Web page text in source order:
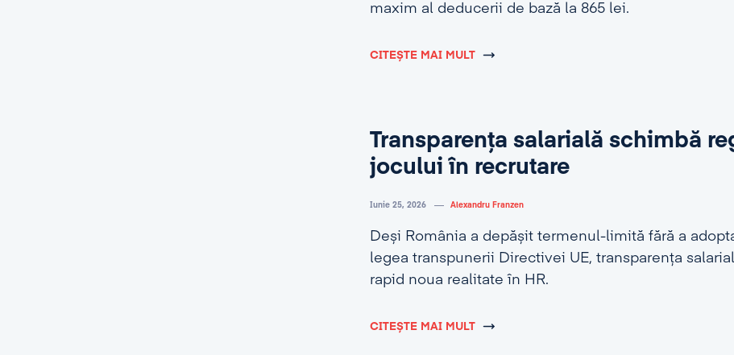
maxim al deducerii de bază la 865 lei.
CITEȘTE MAI MULT
Transparența salarială schimbă
jocului în recrutare
Iunie 25, 2026 Alexandru Franzen
Deși România a depășit termenul-limită fără a
legea transpunerii Directivei UE, transparența
rapid noua realitate în HR.
CITEȘTE MAI MULT